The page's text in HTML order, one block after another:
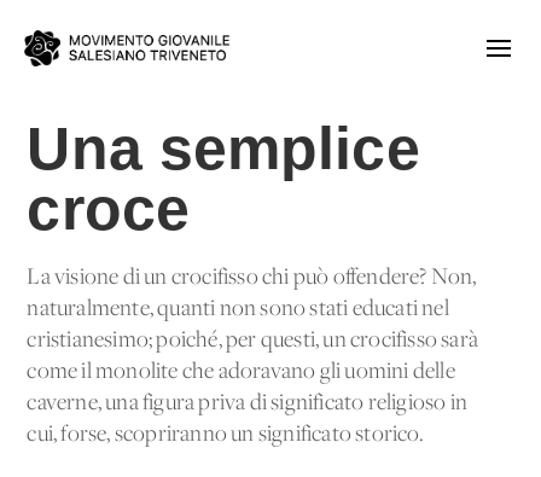
Una semplice
croce
La visione di un crocifisso chi può offendere? Non,
naturalmente, quanti non sono stati educati nel
cristianesimo; poiché, per questi, un crocifisso sarà
come il monolite che adoravano gli uomini delle
caverne, una figura priva di significato religioso in
cui, forse, scopriranno un significato storico.